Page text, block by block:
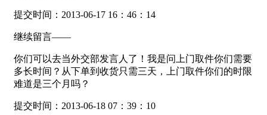
提交时间：2013-06-17 16：46：14
继续留言——
你们可以去当外交部发言人了！我是问上门取件你们需要
多长时间？从下单到收货只需三天，上门取件你们的时限
难道是三个月吗？
提交时间：2013-06-18 07：39：10